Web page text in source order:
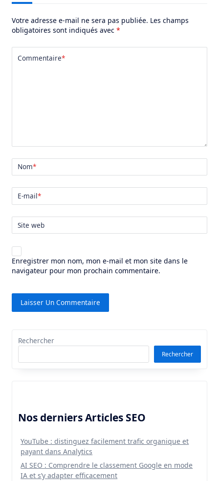
Votre adresse e-mail ne sera pas publiée. Les champs
obligatoires sont indiqués avec *
Commentaire*
Nom*
E-mail*
Site web
Enregistrer mon nom, mon e-mail et mon site dans le
navigateur pour mon prochain commentaire.
Rechercher
Rechercher
Nos derniers Articles SEO
YouTube : distinguez facilement trafic organique et
payant dans Analytics
AI SEO : Comprendre le classement Google en mode
IA et s’y adapter efficacement